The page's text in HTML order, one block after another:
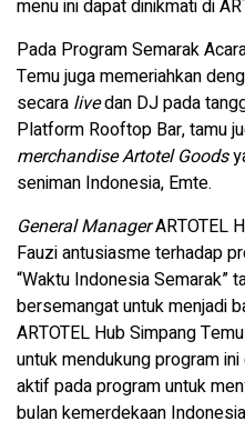
menu ini dapat dinikmati di
Pada Program Semarak
Temu juga memeriahkan
secara livedan DJ pada
Platform Rooftop Bar, tamu
merchandise Artotel Goods
seniman Indonesia, Emte.
General ManagerARTOTEL
Fauzi antusiasme terhadap
“Waktu Indonesia Semarak”
bersemangat untuk menjadi
ARTOTEL Hub Simpang
untuk mendukung program
aktif pada program untuk
bulan kemerdekaan